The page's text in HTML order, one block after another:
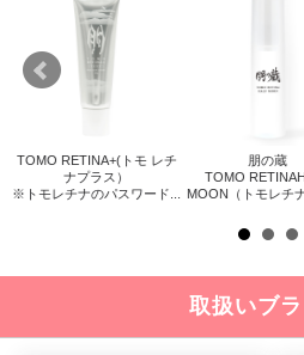
TOMO RETINA+(トモ レチ
ナプラス）
※トモレチナのパスワード...
朋の蔵
TOMO
MOON（トモレチ
取扱いブ